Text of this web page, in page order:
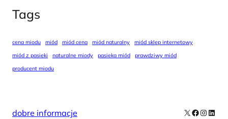
Tags
cena miodu miód miód cena miód naturalny
miód sklep internetowy
miód z pasieki
naturalne miody pasieka miód
prawdziwy miód
producent miodu
dobre informacje X Facebook